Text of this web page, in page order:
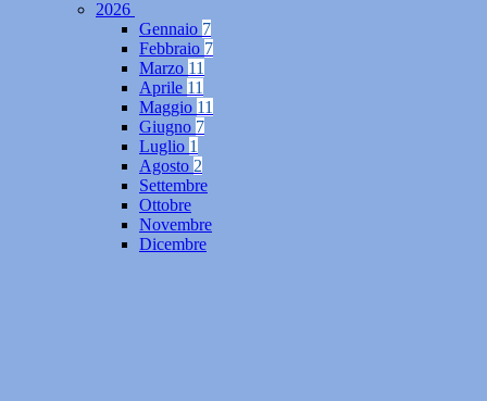
2026
Gennaio 7
Febbraio 7
Marzo 11
Aprile 11
Maggio 11
Giugno 7
Luglio 1
Agosto 2
Settembre
Ottobre
Novembre
Dicembre